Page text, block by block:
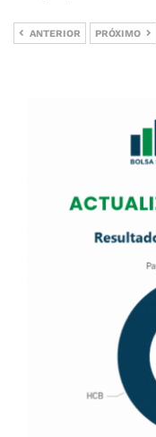
ANTERIOR PRÓXIMO